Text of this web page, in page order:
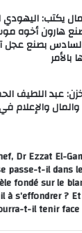
يكتب:
هارون أخوه
بصنع
بالأمر
عبد اللطيف
والإعلام
Dr Ezzat El-
passe-t-il dans
fondé sur le
s’effondrer ?
t-il tenir face